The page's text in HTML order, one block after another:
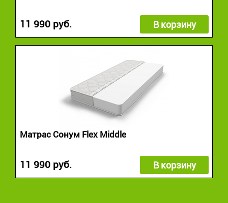
11 990 руб. В корзину
Матрас Сонум Flex Middle
11 990 руб. В корзину